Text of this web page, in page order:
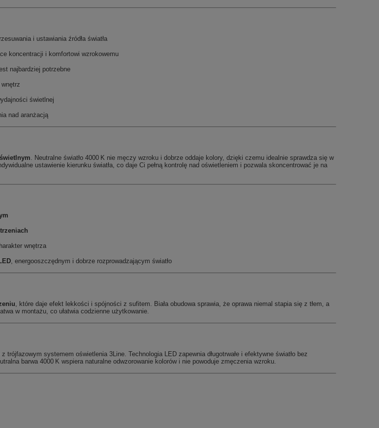
i ustawiania źródła światła
koncentracji i komfortowi wzrokowemu
najbardziej potrzebne
świetlnej
nad aranżacją
. Neutralne światło 4000 K nie męczy wzroku i dobrze oddaje kolory, dzięki czemu idealnie sprawdza się w
ustawienie kierunku światła, co daje Ci pełną kontrolę nad oświetleniem i pozwala skoncentrować je na
wnętrza
, energooszczędnym i dobrze rozprowadzającym światło
, które daje efekt lekkości i spójności z sufitem. Biała obudowa sprawia, że oprawa niemal stapia się z tłem, a
w montażu, co ułatwia codzienne użytkowanie.
z trójfazowym systemem oświetlenia 3Line. Technologia LED zapewnia długotrwałe i efektywne światło bez
barwa 4000 K wspiera naturalne odwzorowanie kolorów i nie powoduje zmęczenia wzroku.